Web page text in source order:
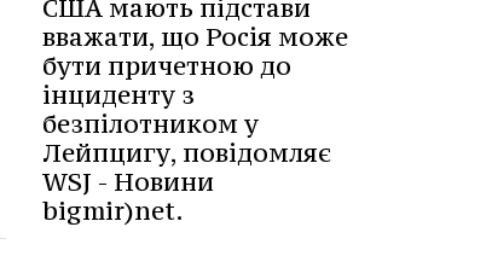
США мають підстави
вважати, що Росія може
бути причетною до
інциденту з
безпілотником у
Лейпцигу, повідомляє
WSJ - Новини
bigmir)net.